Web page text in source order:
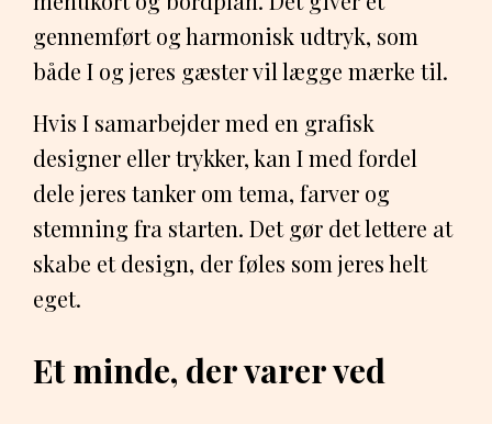
gennemført og harmonisk udtryk, som
både I og jeres gæster vil lægge mærke til.
Hvis I samarbejder med en grafisk
designer eller trykker, kan I med fordel
dele jeres tanker om tema, farver og
stemning fra starten. Det gør det lettere at
skabe et design, der føles som jeres helt
eget.
Et minde, der varer ved